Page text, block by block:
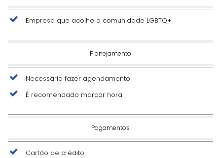
Empresa que acolhe a comunidade LGBTQ+
Planejamento
Necessário fazer agendamento
É recomendado marcar hora
Pagamentos
Cartão de crédito